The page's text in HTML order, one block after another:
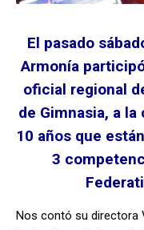
El pasado
Armonía
oficial regional
de Gimnasia, a
10 años que
3
Nos contó su directora